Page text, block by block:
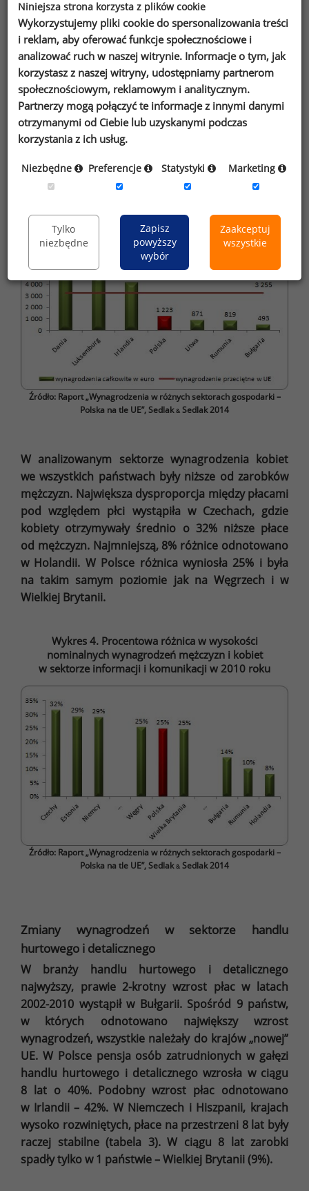
Europejskiej w 2010 roku w sektorze informacji
i komunikacji znalazła się na 20 miejscu.
Na pierwszej pozycji uplasowała się Dania, gdzie
pracownicy zarabiali 5 491 euro, czyli ponad 3,5
razy więcej niż Polacy. Średnia dla wszystkich
krajów Unii Europejskiej wyniosła 3 255 euro,
natomiast dla krajów 15-stki – 3 533 euro.
Najniższe, wynoszące 729 euro płace otrzymywali
i komunikacji w 2010 roku (euro)
Źródło: Raport „Wynagrodzenia w różnych sektorach gospodarki –
Polska na tle UE”, Sedlak& Sedlak 2014
W analizowanym sektorze wynagrodzenia kobiet
we wszystkich państwach były niższe od zarobków
mężczyzn. Największa dysproporcja między płacami
pod względem płci wystąpiła w Czechach, gdzie
kobiety otrzymywały średnio o 32% niższe płace
od mężczyzn. Najmniejszą, 8% różnice odnotowano
w Holandii. W Polsce różnica wyniosła 25% i była
na takim samym poziomie jak na Węgrzech i w
Wielkiej Brytanii.
Wykres 4. Procentowa różnica w wysokości
nominalnych wynagrodzeń mężczyzn i kobiet
w sektorze informacji i komunikacji w 2010 roku
Źródło: Raport „Wynagrodzenia w różnych sektorach gospodarki –
Polska na tle UE”, Sedlak& Sedlak 2014
Zmiany wynagrodzeń w sektorze handlu
hurtowego i detalicznego
W branży handlu hurtowego i detalicznego
najwyższy, prawie 2-krotny wzrost płac w latach
2002-2010 wystąpił w Bułgarii. Spośród 9 państw,
w których odnotowano największy wzrost
wynagrodzeń, wszystkie należały do krajów „nowej”
UE. W Polsce pensja osób zatrudnionych w gałęzi
handlu hurtowego i detalicznego wzrosła w ciągu
8 lat o 40%. Podobny wzrost płac odnotowano
w Irlandii – 42%. W Niemczech i Hiszpanii, krajach
wysoko rozwiniętych, płace na przestrzeni 8 lat były
raczej stabilne (tabela 3). W ciągu 8 lat zarobki
spadły tylko w 1 państwie – Wielkiej Brytanii (9%).
Niniejsza strona korzysta z plików cookie
Wykorzystujemy pliki cookie do spersonalizowania treści
i reklam, aby oferować funkcje społecznościowe i
analizować ruch w naszej witrynie. Informacje o tym, jak
korzystasz z naszej witryny, udostępniamy partnerom
społecznościowym, reklamowym i analitycznym.
Partnerzy mogą połączyć te informacje z innymi danymi
otrzymanymi od Ciebie lub uzyskanymi podczas
korzystania z ich usług.
Niezbędne Preferencje Statystyki Marketing
Tylko
niezbędne
Zapisz
powyższy
wybór
Zaakceptuj
wszystkie